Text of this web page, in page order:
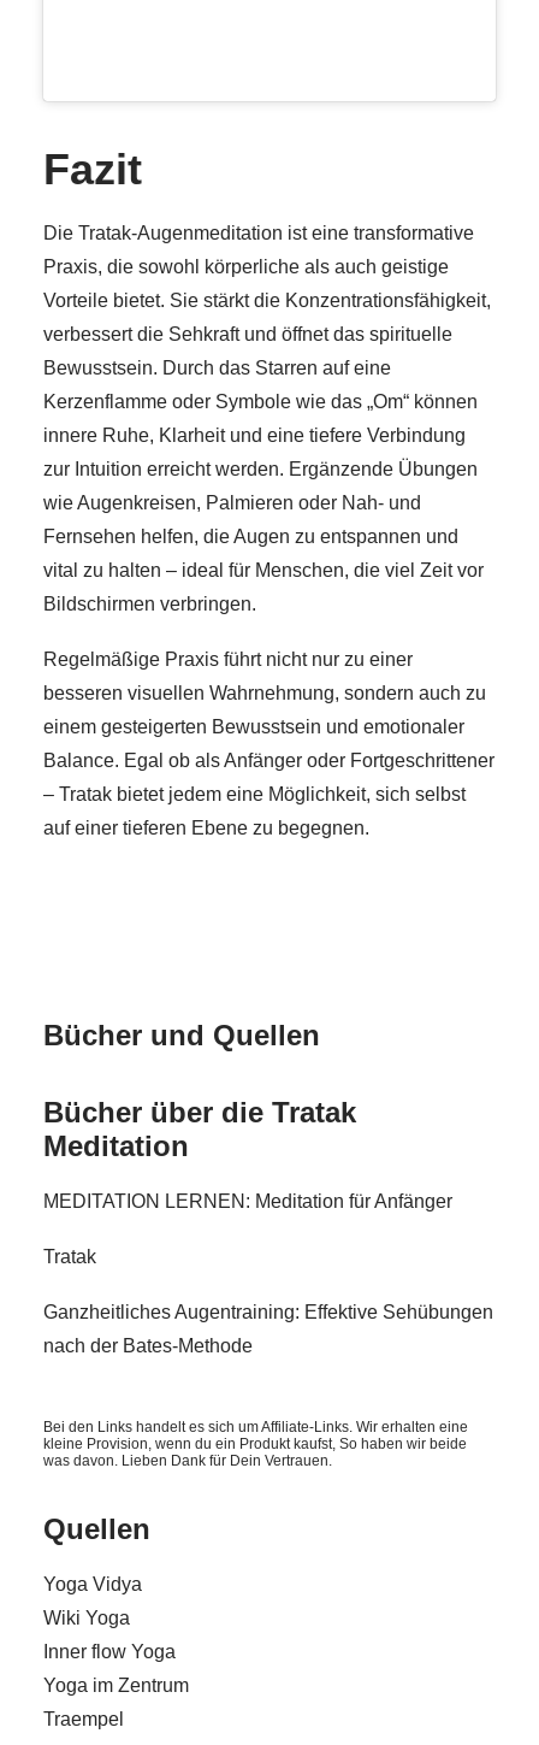
Fazit
Die Tratak-Augenmeditation ist eine transformative
Praxis, die sowohl körperliche als auch geistige
Vorteile bietet. Sie stärkt die Konzentrationsfähigkeit,
verbessert die Sehkraft und öffnet das spirituelle
Bewusstsein. Durch das Starren auf eine
Kerzenflamme oder Symbole wie das „Om“ können
innere Ruhe, Klarheit und eine tiefere Verbindung
zur Intuition erreicht werden. Ergänzende Übungen
wie Augenkreisen, Palmieren oder Nah- und
Fernsehen helfen, die Augen zu entspannen und
vital zu halten – ideal für Menschen, die viel Zeit vor
Bildschirmen verbringen.
Regelmäßige Praxis führt nicht nur zu einer
besseren visuellen Wahrnehmung, sondern auch zu
einem gesteigerten Bewusstsein und emotionaler
Balance. Egal ob als Anfänger oder Fortgeschrittener
– Tratak bietet jedem eine Möglichkeit, sich selbst
auf einer tieferen Ebene zu begegnen.
Bücher und Quellen
Bücher über die Tratak
Meditation
MEDITATION LERNEN: Meditation für Anfänger
Tratak
Ganzheitliches Augentraining: Effektive Sehübungen
nach der Bates-Methode
Bei den Links handelt es sich um Affiliate-Links. Wir erhalten eine
kleine Provision, wenn du ein Produkt kaufst, So haben wir beide
was davon. Lieben Dank für Dein Vertrauen.
Quellen
Yoga Vidya
Wiki Yoga
Inner flow Yoga
Yoga im Zentrum
Traempel